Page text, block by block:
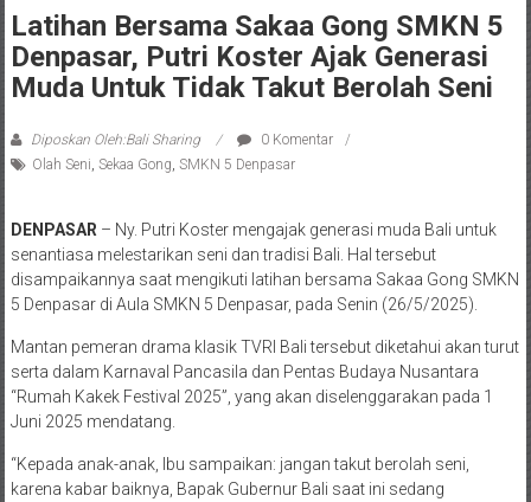
Latihan Bersama Sakaa Gong SMKN 5
Denpasar, Putri Koster Ajak Generasi
Muda Untuk Tidak Takut Berolah Seni
Diposkan Oleh:Bali Sharing
0 Komentar
Olah Seni Sekaa Gong SMKN 5 Denpasar
DENPASAR – Ny. Putri Koster mengajak generasi muda Bali untuk
senantiasa melestarikan seni dan tradisi Bali. Hal tersebut
disampaikannya saat mengikuti latihan bersama Sakaa Gong SMKN
5 Denpasar di Aula SMKN 5 Denpasar, pada Senin (26/5/2025).
Mantan pemeran drama klasik TVRI Bali tersebut diketahui akan turut
serta dalam Karnaval Pancasila dan Pentas Budaya Nusantara
“Rumah Kakek Festival 2025”, yang akan diselenggarakan pada 1
Juni 2025 mendatang.
“Kepada anak-anak, Ibu sampaikan: jangan takut berolah seni,
karena kabar baiknya, Bapak Gubernur Bali saat ini sedang